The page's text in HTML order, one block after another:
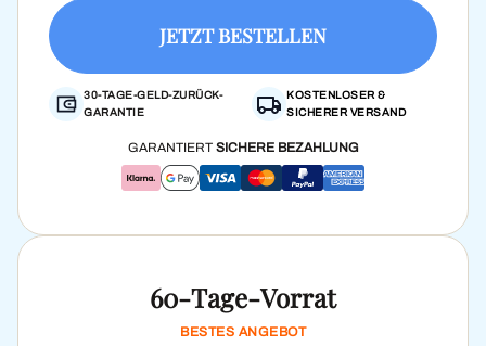
JETZT BESTELLEN
30-TAGE-GELD-ZURÜCK-
GARANTIE
KOSTENLOSER &
SICHERER VERSAND
GARANTIERT SICHERE BEZAHLUNG
60-Tage-Vorrat
BESTES ANGEBOT